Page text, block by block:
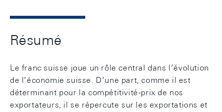
Résumé
Le franc suisse joue un rôle central dans l’évolution
de l’économie suisse. D’une part, comme il est
déterminant pour la compétitivité-prix de nos
exportateurs, il se répercute sur les exportations et